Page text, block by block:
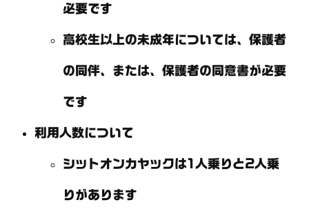
必要です
高校生以上の未成年については、保護者
の同伴、または、保護者の同意書が必要
です
利用人数について
シットオンカヤックは1人乗りと2人乗
りがあります